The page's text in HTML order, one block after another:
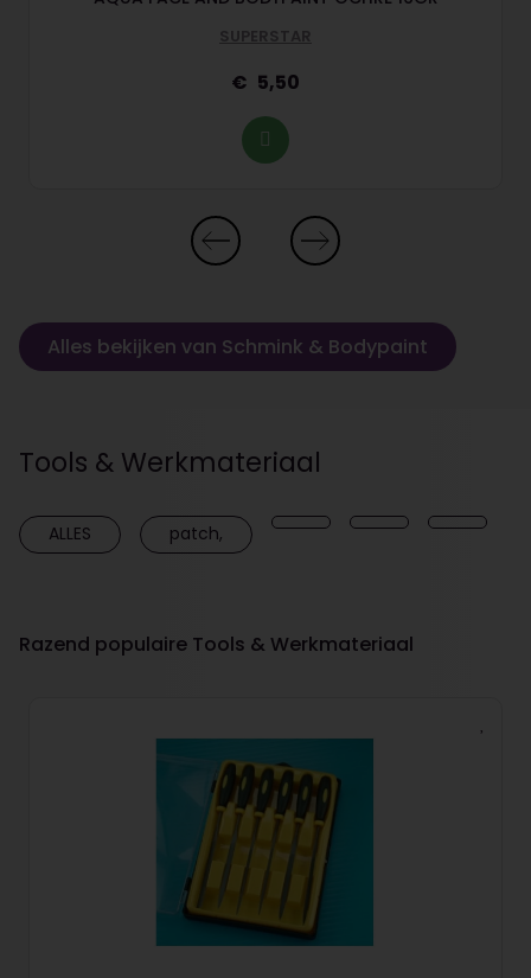
SUPERSTAR
5,50
Alles bekijken van Schmink & Bodypaint
Tools & Werkmateriaal
ALLES patch,
Razend populaire Tools & Werkmateriaal